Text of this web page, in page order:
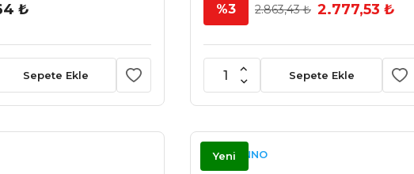
₺
Sepete Ekle
%3 2.863,43 ₺ 2.777,53 ₺
Sepete Ekle
Yeni
SWISSINNO